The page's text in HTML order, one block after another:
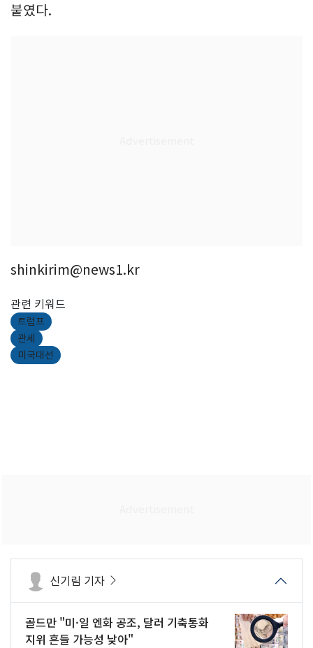
붙였다.
shinkirim@news1.kr
관련 키워드
트럼프
관세
미국대선
신기림 기자
골드만 "미·일 엔화 공조, 달러 기축통화
지위 흔들 가능성 낮아"